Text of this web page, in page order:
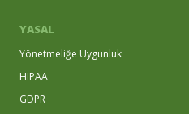
YASAL
Yönetmeliğe Uygunluk
HIPAA
GDPR